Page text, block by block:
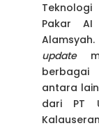
Pakar
update
berbagai
antara
dari PT